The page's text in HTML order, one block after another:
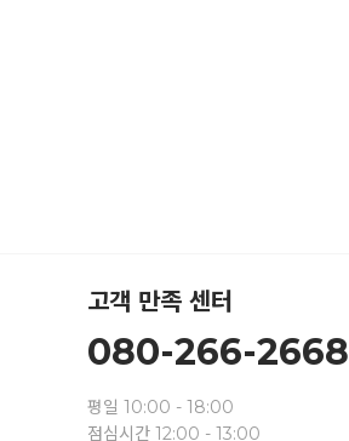
고객 만족 센터
080-266-2668
평일 10:00 - 18:00
점심시간 12:00 - 13:00